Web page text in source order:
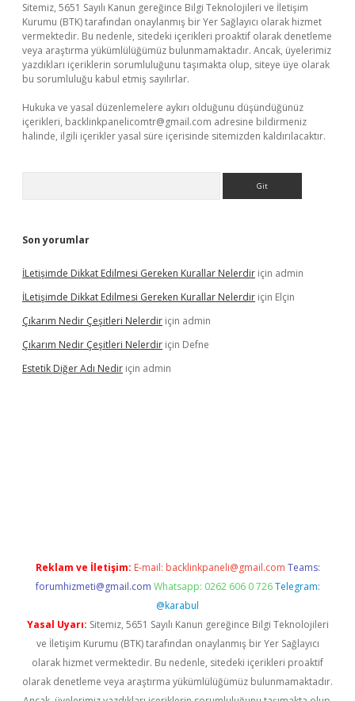
Sitemiz, 5651 Sayılı Kanun gereğince Bilgi Teknolojileri ve İletişim
Kurumu (BTK) tarafından onaylanmış bir Yer Sağlayıcı olarak hizmet
vermektedir. Bu nedenle, sitedeki içerikleri proaktif olarak denetleme
veya araştırma yükümlülüğümüz bulunmamaktadır. Ancak, üyelerimiz
yazdıkları içeriklerin sorumluluğunu taşımakta olup, siteye üye olarak
bu sorumluluğu kabul etmiş sayılırlar.
Hukuka ve yasal düzenlemelere aykırı olduğunu düşündüğünüz
içerikleri, backlinkpanelicomtr@gmail.com adresine bildirmeniz
halinde, ilgili içerikler yasal süre içerisinde sitemizden kaldırılacaktır.
Son yorumlar
İLetişimde Dikkat Edilmesi Gereken Kurallar Nelerdir için admin
İLetişimde Dikkat Edilmesi Gereken Kurallar Nelerdir için Elçin
Çıkarım Nedir Çeşitleri Nelerdir için admin
Çıkarım Nedir Çeşitleri Nelerdir için Defne
Estetik Diğer Adı Nedir için admin
Reklam ve İletişim: E-mail: backlinkpaneli@gmail.com Teams:
forumhizmeti@gmail.com Whatsapp: 0262 606 0 726 Telegram:
@karabul
Yasal Uyarı: Sitemiz, 5651 Sayılı Kanun gereğince Bilgi Teknolojileri
ve İletişim Kurumu (BTK) tarafından onaylanmış bir Yer Sağlayıcı
olarak hizmet vermektedir. Bu nedenle, sitedeki içerikleri proaktif
olarak denetleme veya araştırma yükümlülüğümüz bulunmamaktadır.